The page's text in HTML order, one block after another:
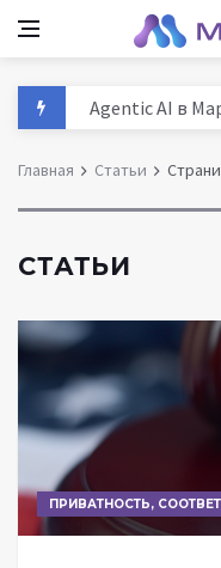
Agentic AI в
Главная Статьи
СТАТЬИ
ПРИВАТНОСТЬ,